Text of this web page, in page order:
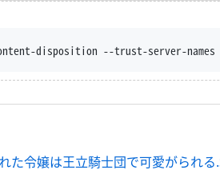
--no-clobber --
た令嬢は王立騎士団で可愛がられ